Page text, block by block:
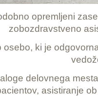
opremljeni
zobozdravstveno
osebo, ki je
delovnega
asistiranje